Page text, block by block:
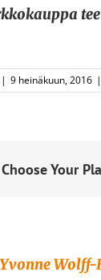
| 9 heinäkuun, 2016 |
Your
Yvonne Wolff-